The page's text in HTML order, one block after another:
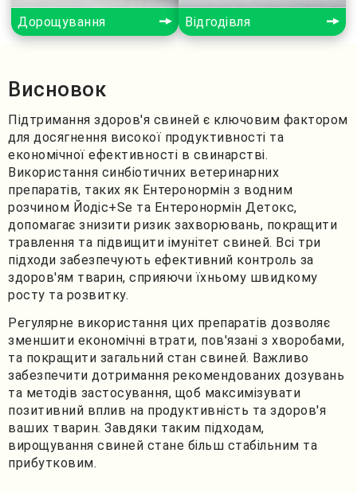
Дорощування Відгодівля
Висновок
Підтримання здоров'я свиней є ключовим фактором
для досягнення високої продуктивності та
економічної ефективності в свинарстві.
Використання синбіотичних ветеринарних
препаратів, таких як Ентеронормін з водним
розчином Йодіс+Se та Ентеронормін Детокс,
допомагає знизити ризик захворювань, покращити
травлення та підвищити імунітет свиней. Всі три
підходи забезпечують ефективний контроль за
здоров'ям тварин, сприяючи їхньому швидкому
росту та розвитку.
Регулярне використання цих препаратів дозволяє
зменшити економічні втрати, пов'язані з хворобами,
та покращити загальний стан свиней. Важливо
забезпечити дотримання рекомендованих дозувань
та методів застосування, щоб максимізувати
позитивний вплив на продуктивність та здоров'я
ваших тварин. Завдяки таким підходам,
вирощування свиней стане більш стабільним та
прибутковим.